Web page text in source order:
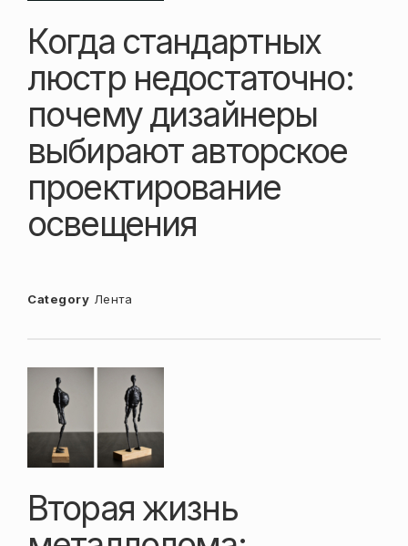
Когда стандартных
люстр недостаточно:
почему дизайнеры
выбирают авторское
проектирование
освещения
Category Лента
Вторая жизнь